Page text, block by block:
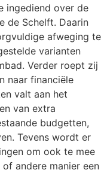
ingediend over de
de Schelft. Daarin
afweging te
varianten
Verder roept zij
naar financiële
valt aan het
van extra
budgetten,
Tevens wordt er
om ook te mee
andere manier een